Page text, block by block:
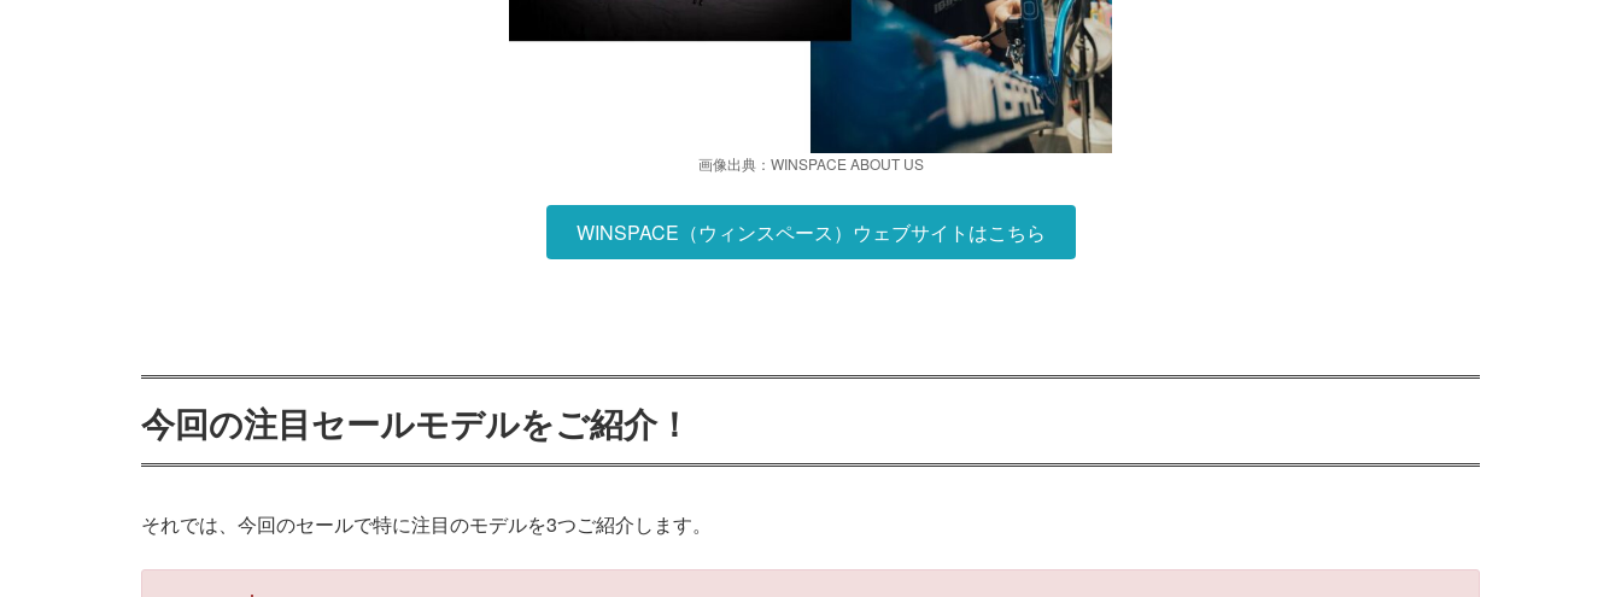
画像出典：WINSPACE ABOUT US
WINSPACE（ウィンスペース）ウェブサイトはこちら
今回の注目セールモデルをご紹介！
それでは、今回のセールで特に注目のモデルを3つご紹介します。